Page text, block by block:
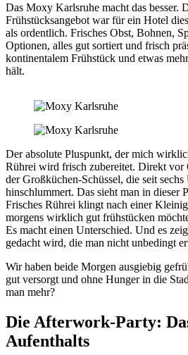
Das Moxy Karlsruhe macht das besser.
Frühstücksangebot war für ein Hotel
als ordentlich. Frisches Obst, Bohnen,
Optionen, alles gut sortiert und frisch
kontinentalem Frühstück und etwas
hält.
Der absolute Pluspunkt, der mich
Rührei wird frisch zubereitet. Direkt vor
der Großküchen-Schüssel, die seit
hinschlummert. Das sieht man in dieser
Frisches Rührei klingt nach einer
morgens wirklich gut frühstücken
Es macht einen Unterschied. Und es
gedacht wird, die man nicht unbedingt
Wir haben beide Morgen ausgiebig
gut versorgt und ohne Hunger in die
man mehr?
Die Afterwork-Party:
Aufenthalts